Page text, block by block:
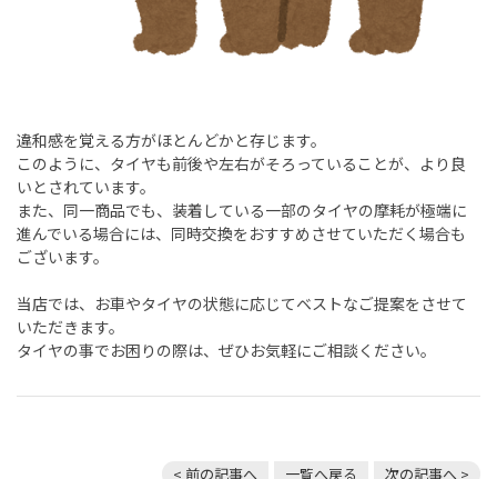
違和感を覚える方がほとんどかと存じます。
このように、タイヤも前後や左右がそろっていることが、より良
いとされています。
また、同一商品でも、装着している一部のタイヤの摩耗が極端に
進んでいる場合には、同時交換をおすすめさせていただく場合も
ございます。
当店では、お車やタイヤの状態に応じてベストなご提案をさせて
いただきます。
タイヤの事でお困りの際は、ぜひお気軽にご相談ください。
< 前の記事へ 一覧へ戻る 次の記事へ >